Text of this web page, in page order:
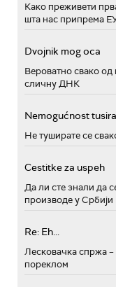
Како преживети
шта нас припрема
Dvojnik mog oca
Вероватно свако од
сличну ДНК
Nemogućnost
Не туширате се
Cestitke za uspeh
Да ли сте знали да
производе у Србији
Re: Eh...
Лесковачка спржа
пореклом